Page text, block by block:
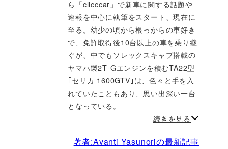
ら「clicccar」で新車に関する話題や
速報を中心に執筆をスタート、現在に
至る。幼少の頃から根っからの車好き
で、免許取得後10台以上の車を乗り継
ぐが、中でもソレックスキャブ搭載の
ヤマハ製2T‐Gエンジンを積むTA22型
｢セリカ 1600GTV｣は、色々と手を入
れていたこともあり、思い出深い一台
となっている。
続きを見る
著者:Avanti Yasunoriの最新記事